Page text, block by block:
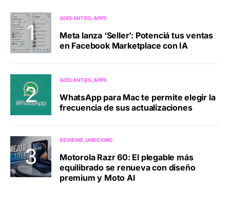
ADELANTOS APPS
Meta lanza ‘Seller’: Potenciá tus ventas
en Facebook Marketplace con IA
ADELANTOS APPS
WhatsApp para Mac te permite elegir la
frecuencia de sus actualizaciones
REVIEWS UNBOXING
Motorola Razr 60: El plegable más
equilibrado se renueva con diseño
premium y Moto AI